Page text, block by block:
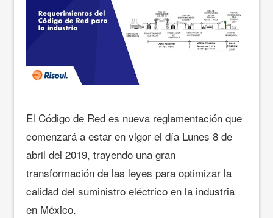
El Código de Red es nueva reglamentación que
comenzará a estar en vigor el día Lunes 8 de
abril del 2019, trayendo una gran
transformación de las leyes para optimizar la
calidad del suministro eléctrico en la industria
en México.